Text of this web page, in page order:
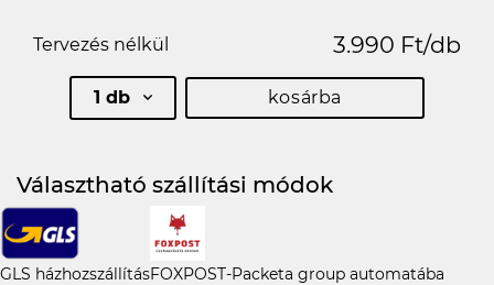
Tervezés nélkül 3.990 Ft/db
1 db kosárba
Választható szállítási módok
GLS házhozszállításFOXPOST-Packeta group automatába